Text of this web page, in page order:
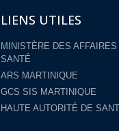
LIENS UTILES
MINISTÈRE DES
SANTÉ
ARS MARTINIQUE
GCS SIS MARTINIQUE
HAUTE AUTORITÉ DE